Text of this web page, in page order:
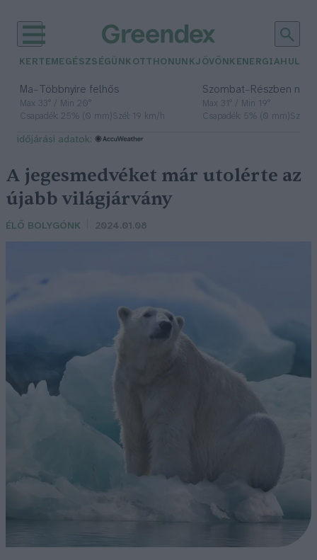
KERTEM EGÉSZSÉGÜNK OTTHONUNKJÖVŐNK ENERGIA
Ma– Többnyire felhős
Max 33° / Min 20°
Csapadék: 25% (0 mm)Szél: 19 km/h
Szombat– Részben
Max 31° / Min 19°
Csapadék: 5% (0 mm)Szél:
időjárási adatok:
A jegesmedvéket már utolérte az
újabb világjárvány
ÉLŐ BOLYGÓNK 2024.01.08